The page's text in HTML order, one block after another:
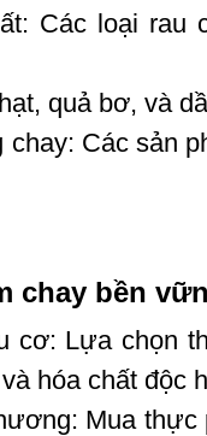
Các loại rau
quả bơ, và
Các sản
chay bền
cơ: Lựa chọn
hóa chất độc
Mua